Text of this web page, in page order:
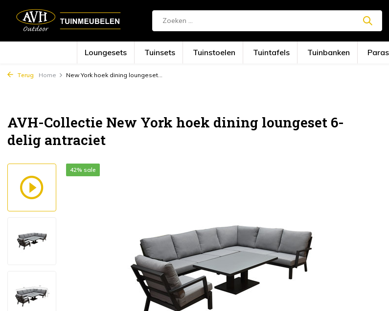
Loungesets Tuinsets Tuinstoelen Tuintafels Tuinbanken
Terug Home New York hoek dining loungeset...
AVH-Collectie New York hoek dining loungeset 6-
delig antraciet
42% sale